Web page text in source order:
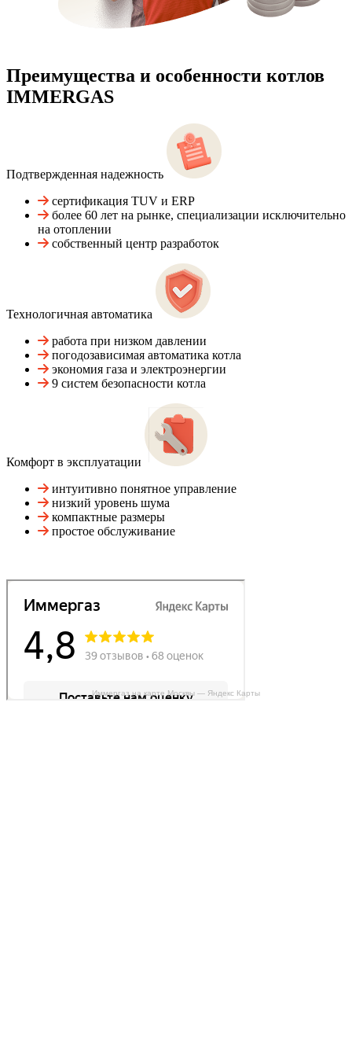
Преимущества и особенности котлов
IMMERGAS
Подтвержденная надежность
сертификация TUV и ERP
более 60 лет на рынке, специализации исключительно
на отоплении
собственный центр разработок
Технологичная автоматика
работа при низком давлении
погодозависимая автоматика котла
экономия газа и электроэнергии
9 систем безопасности котла
Комфорт в эксплуатации
интуитивно понятное управление
низкий уровень шума
компактные размеры
простое обслуживание
Иммергаз на карте Москвы — Яндекс Карты